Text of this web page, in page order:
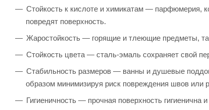
Стойкость к кислоте и химикатам — парфюмерия,
повредят поверхность.
Жаростойкость — горящие и тлеющие предметы,
Стойкость цвета — сталь-эмаль сохраняет свой
Стабильность размеров — ванны и душевые
образом минимизируя риск повреждения швов или
Гигиеничность — прочная поверхность гигиенична